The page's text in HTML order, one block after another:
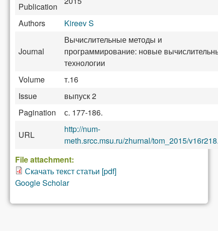
Publication
Authors
Kireev S
Journal
Вычислительные методы и
программирование: новые
технологии
Volume
т.16
Issue
выпуск 2
Pagination
с. 177-186.
URL
http://num-
meth.srcc.msu.ru/zhurnal/tom_2015/
File attachment:
Скачать текст статьи [pdf]
Google Scholar